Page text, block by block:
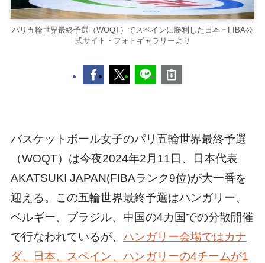
パリ五輪世界最終予選（WOQT）でスペインに勝利した日本＝FIBA公
式サイト・フォトギャラリーより
バスケットボール女子のパリ五輪世界最終予選
（WOQT）は今夜2024年2月11日、日本代表
AKATSUKI JAPAN(FIBAランク9位)が大一番を
迎える。この五輪世界最終予選はハンガリー、
ベルギー、ブラジル、中国の4カ国での分散開催
で行なわれているが、 ハンガリー会場ではカナ
ダ、日本、スペイン、ハンガリーの4チームが1